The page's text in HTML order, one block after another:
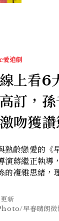
追劇
上看6
訂，
吻獲
熟齡戀愛的《
演蔣繼正執導
的複雜思緒，
更新
早春晴朗微